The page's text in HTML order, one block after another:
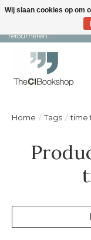
Snelle levering en
retourneren.
Home / Tags / time
Wij slaan cookies op om